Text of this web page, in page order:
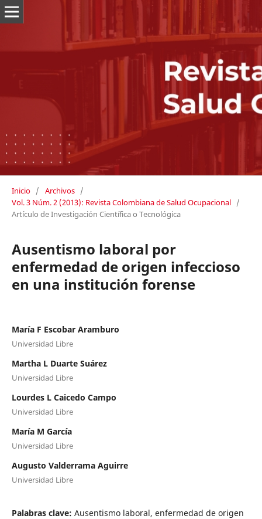
Inicio / Archivos /
Vol. 3 Núm. 2 (2013): Revista Colombiana de Salud Ocupacional /
Artículo de Investigación Científica o Tecnológica
Ausentismo laboral por
enfermedad de origen infeccioso
en una institución forense
María F Escobar Aramburo
Universidad Libre
Martha L Duarte Suárez
Universidad Libre
Lourdes L Caicedo Campo
Universidad Libre
María M García
Universidad Libre
Augusto Valderrama Aguirre
Universidad Libre
Palabras clave: Ausentismo laboral, enfermedad de origen